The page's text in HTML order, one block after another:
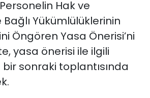
Hak ve
Yükümlülüklerinin
Öngören Yasa Önerisi’ni
yasa önerisi ile ilgili
bir sonraki toplantısında